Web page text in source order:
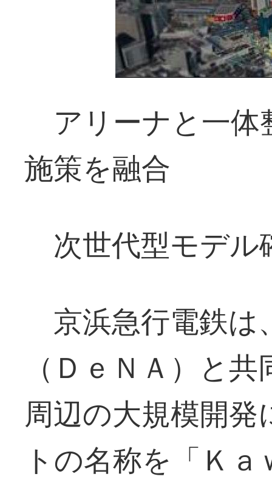
アリーナと一
施策を融合
次世代型モデル
京浜急行電鉄は
（ＤｅＮＡ）と
周辺の大規模開
トの名称を「Ｋ